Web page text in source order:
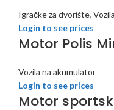
Igračke za dvorište,
Login to see prices
Motor Polis
Vozila na akumulator
Login to see prices
Motor